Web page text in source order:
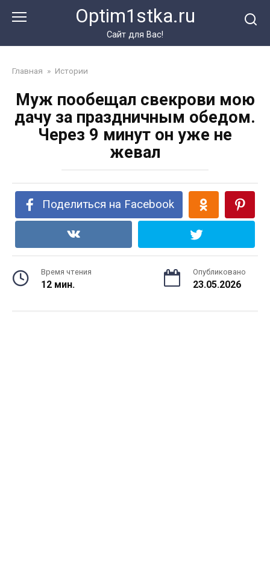
Optim1stka.ru
Сайт для Вас!
Главная » Истории
Муж пообещал свекрови мою
дачу за праздничным обедом.
Через 9 минут он уже не
жевал
Поделиться на Facebook
Время чтения
12 мин.
Опубликовано
23.05.2026